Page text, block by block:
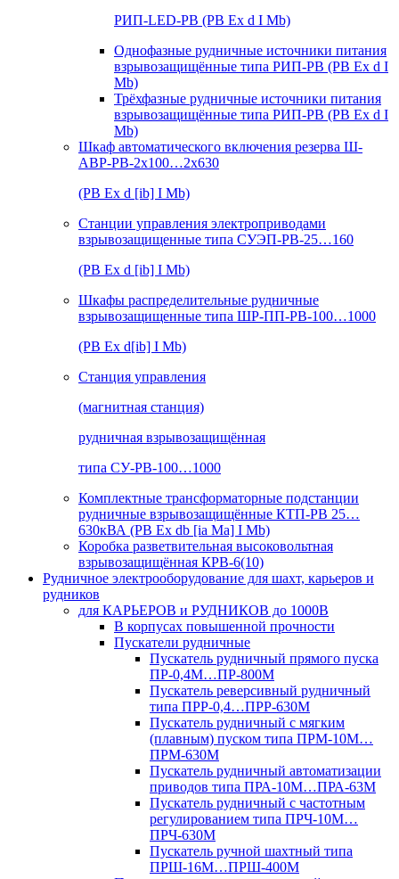
РИП-LED-РВ (РВ Ex d I Mb)
Однофазные рудничные источники питания
взрывозащищённые типа РИП-РВ (РВ Ex d I
Mb)
Трёхфазные рудничные источники питания
взрывозащищённые типа РИП-РВ (РВ Ex d I
Mb)
Шкаф автоматического включения резерва Ш-
АВР-РВ-2х100…2х630
(РВ Ex d [ib] I Mb)
Станции управления электроприводами
взрывозащищенные типа СУЭП-РВ-25…160
(РВ Ex d [ib] I Mb)
Шкафы распределительные рудничные
взрывозащищенные типа ШР-ПП-РВ-100…1000
(РВ Ex d[ib] I Mb)
Станция управления
(магнитная станция)
рудничная взрывозащищённая
типа СУ-РВ-100…1000
Комплектные трансформаторные подстанции
рудничные взрывозащищённые КТП-РВ 25…
630кВА (РВ Ex db [ia Ma] I Mb)
Коробка разветвительная высоковольтная
взрывозащищённая КРВ-6(10)
Рудничное электрооборудование для шахт, карьеров и
рудников
для КАРЬЕРОВ и РУДНИКОВ до 1000В
В корпусах повышенной прочности
Пускатели рудничные
Пускатель рудничный прямого пуска
ПР-0,4М…ПР-800М
Пускатель реверсивный рудничный
типа ПРР-0,4…ПРР-630М
Пускатель рудничный с мягким
(плавным) пуском типа ПРМ-10М…
ПРМ-630М
Пускатель рудничный автоматизации
приводов типа ПРА-10М…ПРА-63М
Пускатель рудничный с частотным
регулированием типа ПРЧ-10М…
ПРЧ-630М
Пускатель ручной шахтный типа
ПРШ-16М…ПРШ-400М